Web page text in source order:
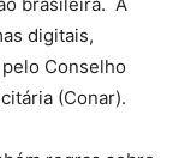
digitais,
Conselho
(Conar).